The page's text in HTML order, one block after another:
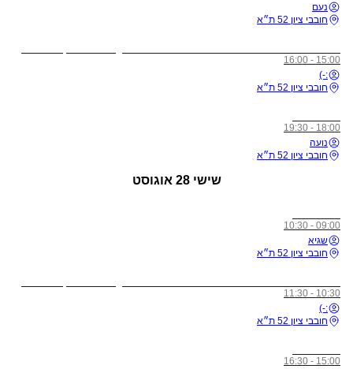
נעם
חובבי ציון 52 ת״א
15:00 - 16:00
:-)
חובבי ציון 52 ת״א
18:00 - 19:30
נועה
חובבי ציון 52 ת״א
שישי 28 אוגוסט
09:00 - 10:30
שגיא
חובבי ציון 52 ת״א
10:30 - 11:30
:-)
חובבי ציון 52 ת״א
15:00 - 16:30